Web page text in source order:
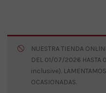
NUESTRA TIENDA
DEL 01/07/2026
inclusive).
OCASIONADAS.